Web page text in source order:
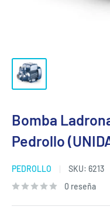
Bomba
Pedrollo
PEDROLLO SKU: 6213
0 reseña